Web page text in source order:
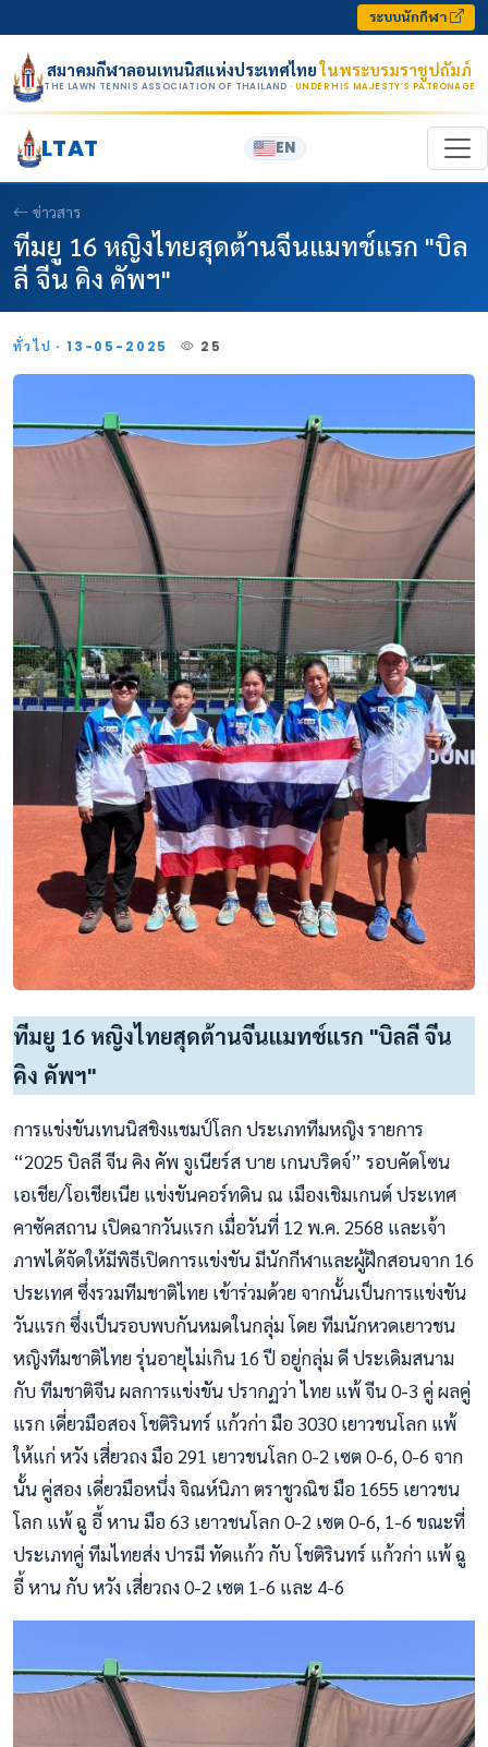
ระบบนักกีฬา
สมาคมกีฬาลอนเทนนิสแห่งประเทศไทยในพระบรมราชูปถัมภ์
THE LAWN TENNIS ASSOCIATION OF THAILAND · UNDER HIS MAJESTY’S PATRONAGE
LTAT EN
ข่าวสาร
ทีมยู 16 หญิงไทยสุดต้านจีนแมทช์แรก "บิล
ลี จีน คิง คัพฯ"
ทั่วไป · 13-05-2025 25
ทีมยู 16 หญิงไทยสุดต้านจีนแมทช์แรก "บิลลี จีน
คิง คัพฯ"
การแข่งขันเทนนิสชิงแชมป์โลก ประเภททีมหญิง รายการ
“2025 บิลลี จีน คิง คัพ จูเนียร์ส บาย เกนบริดจ์” รอบคัดโซน
เอเชีย/โอเชียเนีย แข่งขันคอร์ทดิน ณ เมืองเชิมเกนต์ ประเทศ
คาซัคสถาน เปิดฉากวันแรก เมื่อวันที่ 12 พ.ค. 2568 และเจ้า
ภาพได้จัดให้มีพิธีเปิดการแข่งขัน มีนักกีฬาและผู้ฝึกสอนจาก 16
ประเทศ ซึ่งรวมทีมชาติไทย เข้าร่วมด้วย จากนั้นเป็นการแข่งขัน
วันแรก ซึ่งเป็นรอบพบกันหมดในกลุ่ม โดย ทีมนักหวดเยาวชน
หญิงทีมชาติไทย รุ่นอายุไม่เกิน 16 ปี อยู่กลุ่ม ดี ประเดิมสนาม
กับ ทีมชาติจีน ผลการแข่งขัน ปรากฏว่า ไทย แพ้ จีน 0-3 คู่ ผลคู่
แรก เดี่ยวมือสอง โชติรินทร์ แก้วก่า มือ 3030 เยาวชนโลก แพ้
ให้แก่ หวัง เสี่ยวถง มือ 291 เยาวชนโลก 0-2 เซต 0-6, 0-6 จาก
นั้น คู่สอง เดี่ยวมือหนึ่ง จิณห์นิภา ตราชูวณิช มือ 1655 เยาวชน
โลก แพ้ ฉู อี้ หาน มือ 63 เยาวชนโลก 0-2 เซต 0-6, 1-6 ขณะที่
ประเภทคู่ ทีมไทยส่ง ปารมี ทัดแก้ว กับ โชติรินทร์ แก้วก่า แพ้ ฉู
อี้ หาน กับ หวัง เสี่ยวถง 0-2 เซต 1-6 และ 4-6